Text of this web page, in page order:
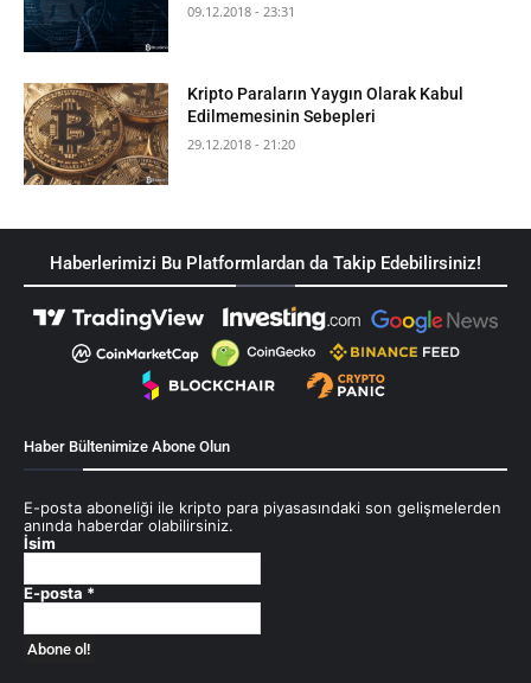
09.12.2018 - 23:31
Kripto Paraların Yaygın Olarak Kabul
Edilmemesinin Sebepleri
29.12.2018 - 21:20
Haberlerimizi Bu Platformlardan da Takip Edebilirsiniz!
Haber Bültenimize Abone Olun
E-posta aboneliği ile kripto para piyasasındaki son gelişmelerden
anında haberdar olabilirsiniz.
İsim
E-posta *